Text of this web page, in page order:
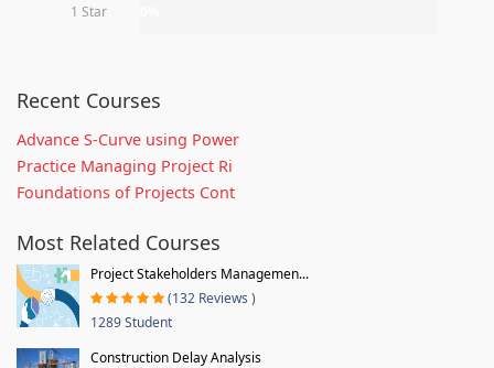
1 Star
Recent Courses
Advance S-Curve using Power
Practice Managing Project Ri
Foundations of Projects Cont
Most Related Courses
Project Stakeholders Managemen...
(132 Reviews )
1289 Student
Construction Delay Analysis